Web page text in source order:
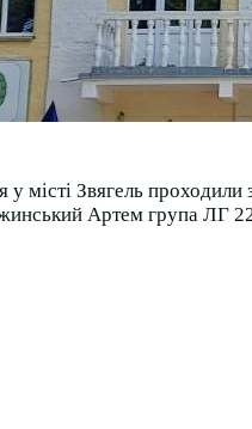
місті Звягель
Артем група ЛГ